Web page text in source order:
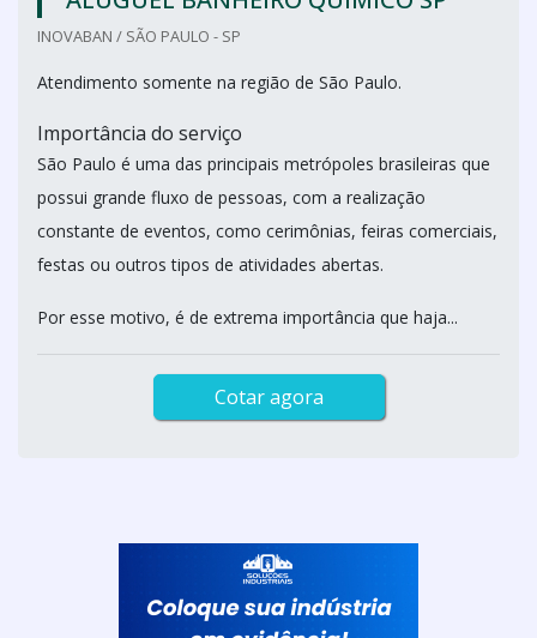
INOVABAN / SÃO PAULO - SP
Atendimento somente na região de São Paulo.
Importância do serviço
São Paulo é uma das principais metrópoles brasileiras que
possui grande fluxo de pessoas, com a realização
constante de eventos, como cerimônias, feiras comerciais,
festas ou outros tipos de atividades abertas.
Por esse motivo, é de extrema importância que haja...
Cotar agora